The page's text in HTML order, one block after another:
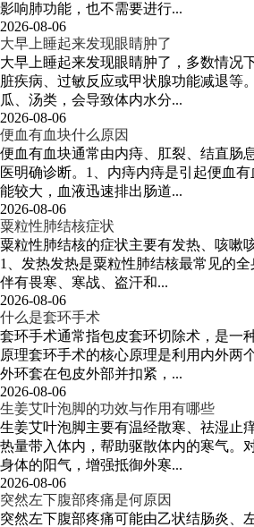
影响肺功能，也不需要进行...
2026-08-06
大早上睡起来发现眼睛肿了
大早上睡起来发现眼睛肿了，多数情况
脏疾病、过敏反应或甲状腺功能减退等
瓜、汤类，会导致体内水分...
2026-08-06
便血有血块什么原因
便血有血块通常由内痔、肛裂、结直肠
医明确诊断。1、内痔内痔是引起便血
能较大，血液迅速排出肠道...
2026-08-06
粟粒性肺结核症状
粟粒性肺结核的症状主要有发热、咳嗽
1、发热发热是粟粒性肺结核最常见的
伴有畏寒、寒战、盗汗和...
2026-08-06
什么是套环手术
套环手术通常指包皮套环切除术，是一
原理套环手术的核心原理是利用内外两
外环套在包皮外部并扣紧，...
2026-08-06
生姜艾叶泡脚的功效与作用有哪些
生姜艾叶泡脚主要有温经散寒、祛湿止
热量带入体内，帮助驱散体内的寒气。
身体的阳气，增强抵御外寒...
2026-08-06
突然左下腹部疼痛是何原因
突然左下腹部疼痛可能由乙状结肠炎、